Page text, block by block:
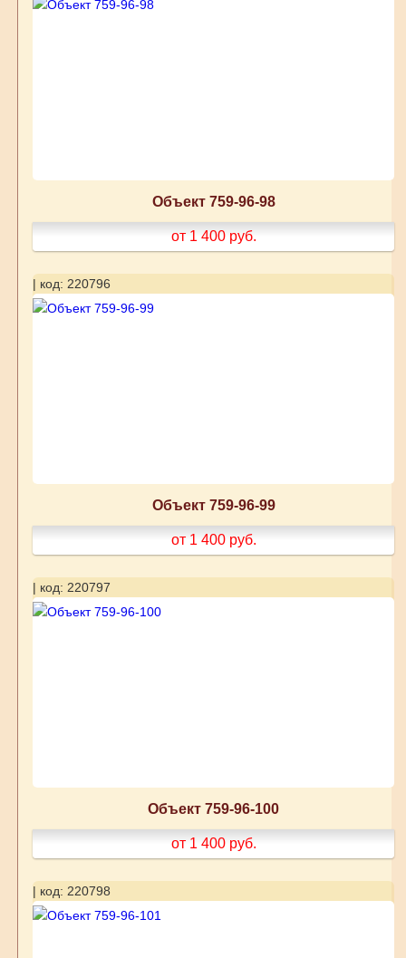
Объект 759-96-98
от 1 400 руб.
| код: 220796
Объект 759-96-99
от 1 400 руб.
| код: 220797
Объект 759-96-100
от 1 400 руб.
| код: 220798